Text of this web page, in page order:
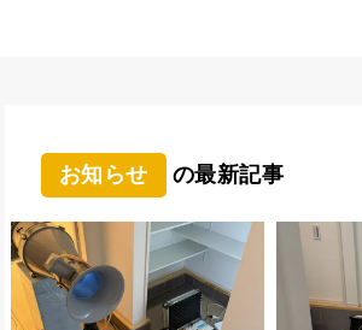
お知らせ の最新記事